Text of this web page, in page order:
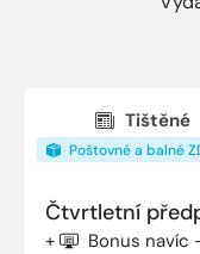
Tištěné
Poštovné a balné
Čtvrtletní
+ Bonus navíc